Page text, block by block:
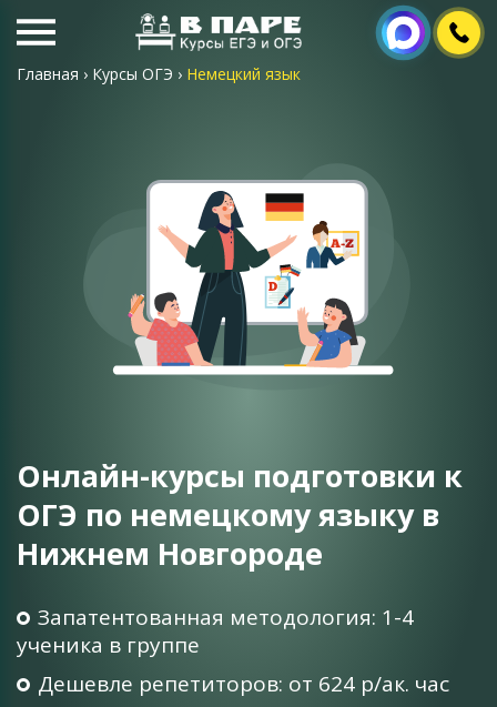
Главная › Курсы ОГЭ › Немецкий язык
Онлайн-курсы подготовки к
ОГЭ по немецкому языку в
Нижнем Новгороде
Запатентованная методология: 1-4
ученика в группе
Дешевле репетиторов: от 624 р/ак. час